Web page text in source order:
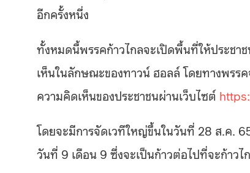
อีกครั้งหนึ่ง
ทั้งหมดนี้พรรคก้าวไกลจะเปิดพื้นที่ให้ประชา
เห็นในลักษณะของทาวน์ ฮอลล์ โดยทางพรร
ความคิดเห็นของประชาชนผ่านเว็บไซต์
โดยจะมีการจัดเวทีใหญ่ขึ้นในวันที่ 28 ส.ค.
วันที่ 9 เดือน 9 ซึ่งจะเป็นก้าวต่อไปที่จะก้าวไ